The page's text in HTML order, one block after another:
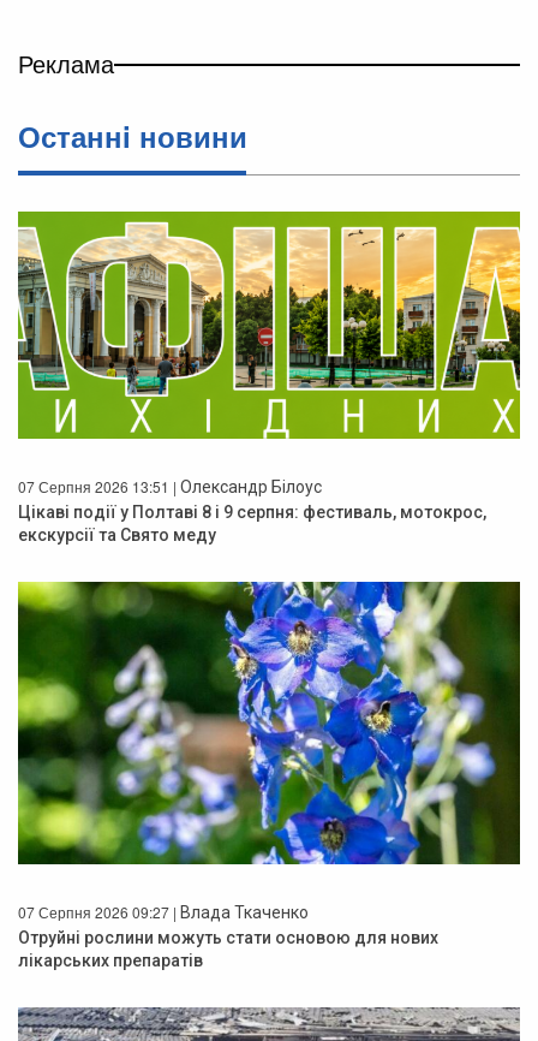
Реклама
Останнi новини
07 Серпня 2026 13:51 | Олександр Білоус
Цікаві події у Полтаві 8 і 9 серпня: фестиваль, мотокрос,
екскурсії та Свято меду
07 Серпня 2026 09:27 | Влада Ткаченко
Отруйні рослини можуть стати основою для нових
лікарських препаратів